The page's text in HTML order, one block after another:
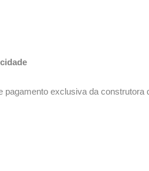
pagamento exclusiva da